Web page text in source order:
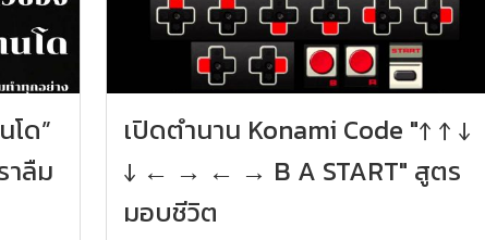
โด”
าลืม
เปิดตำนาน Konami Code "↑ ↑ ↓
↓ ← → ← → B A START" สูตร
มอบชีวิต